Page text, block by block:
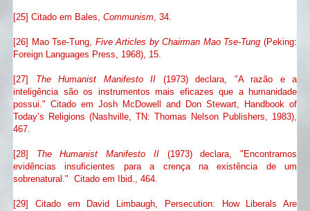
[25] Citado em Bales, Communism , 34.
[26] Mao Tse-Tung, Five Articles by Chairman Mao Tse-Tung (Peking:
Foreign Languages Press, 1968), 15.
[27] The Humanist Manifesto II (1973) declara, "A razão e a
inteligência são os instrumentos mais eficazes que a humanidade
possui." Citado em Josh McDowell and Don Stewart, Handbook of
Today’s Religions (Nashville, TN: Thomas Nelson Publishers, 1983),
467.
[28] The Humanist Manifesto II (1973) declara, "Encontramos
evidências insuficientes para a crença na existência de um
sobrenatural." Citado em Ibid., 464.
[29] Citado em David Limbaugh, Persecution: How Liberals Are